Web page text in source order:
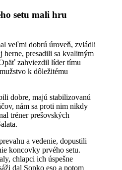
setu mali hru
veľmi dobrú úroveň, zvládli
herne, presadili sa kvalitným
zahviezdil líder tímu
k dôležitému
dobre, majú stabilizovanú
nám sa proti nim nikdy
tréner prešovských
a vedenie, dopustili
koncovky prvého setu.
chlapci ich úspešne
dal Sopko eso a potom